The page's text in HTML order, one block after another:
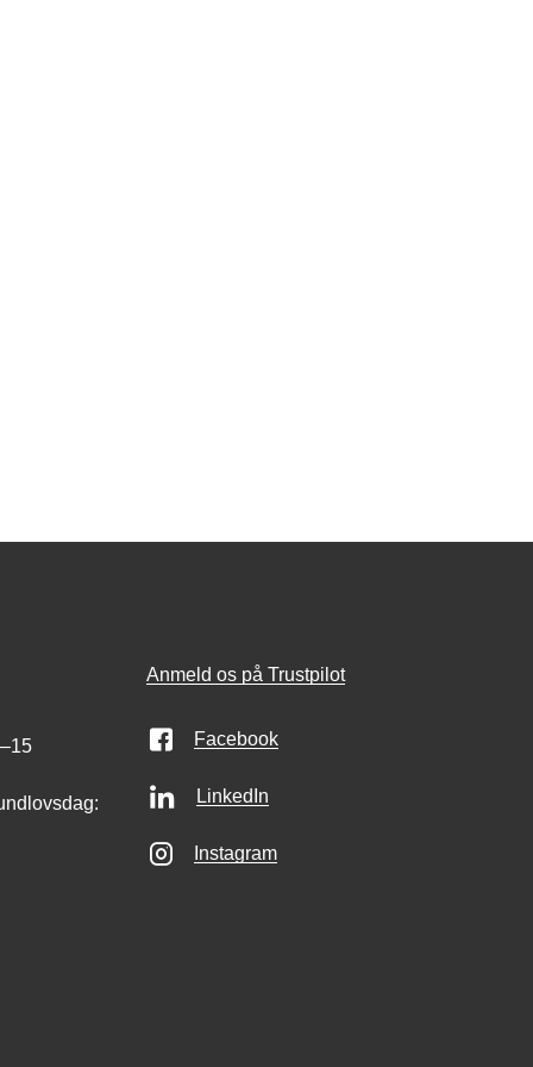
Anmeld os på Trustpilot
Facebook
LinkedIn
Instagram